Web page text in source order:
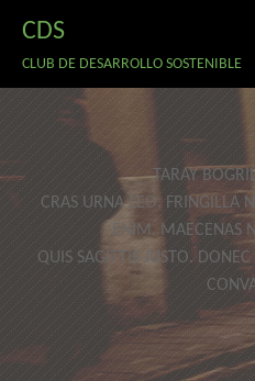
CDS
CLUB DE DESARROLLO SOSTENIBLE
TARAY
CRAS URNA LEO, FRINGILLA
ENIM. MAECENAS
QUIS SAGITTIS JUSTO.